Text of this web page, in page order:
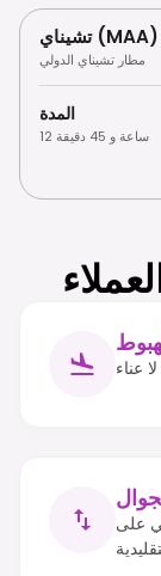
تشيناي (MAA)
مطار تشيناي الدولي
المدة
12 ساعة و 45 دقيقة
على